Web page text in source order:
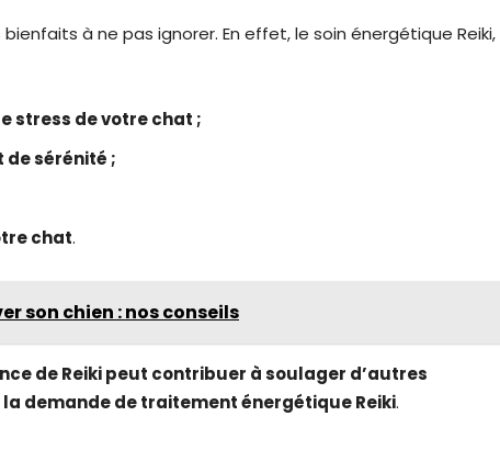
à ne pas ignorer. En effet, le soin énergétique Reiki,
stress de votre chat ;
sérénité ;
chat.
son chien : nos conseils
de Reiki peut contribuer à soulager d’autres
demande de traitement énergétique Reiki.